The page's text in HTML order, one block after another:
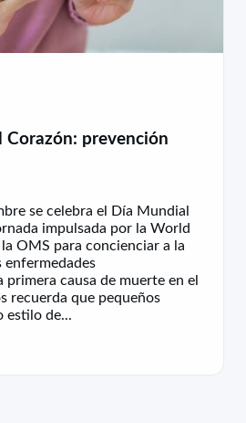
Corazón: prevención
se celebra el Día Mundial
impulsada por la World
OMS para concienciar a la
enfermedades
primera causa de muerte en el
recuerda que pequeños
de...